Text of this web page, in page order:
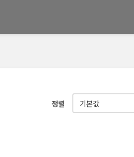
정렬 기본값